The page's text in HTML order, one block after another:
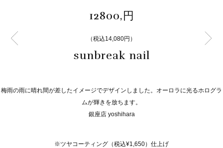
12800,円
（税込14,080円）
sunbreak nail
梅雨の雨に晴れ間が差したイメージでデザインしました。オーロラに光るホログラ
ムが輝きを放ちます。
銀座店 yoshihara
※ツヤコーティング（税込¥1,650）仕上げ